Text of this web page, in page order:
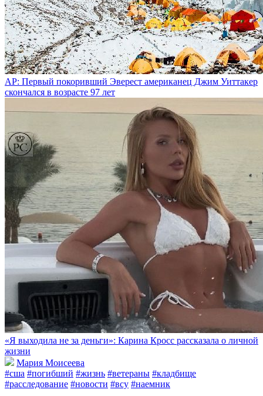
AP: Первый покоривший Эверест американец Джим Уиттакер
скончался в возрасте 97 лет
«Я выходила не за деньги»: Карина Кросс рассказала о личной
жизни
Мария Моисеева
#сша #погибший #жизнь #ветераны #кладбище
#расследование #новости #всу #наемник